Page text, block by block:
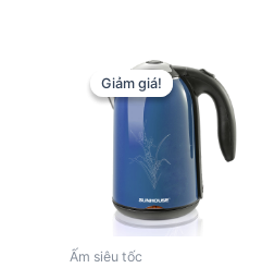
365.000 ₫.là:
304.000 ₫.
Giảm giá!
Giảm giá!
Ấm siêu tốc